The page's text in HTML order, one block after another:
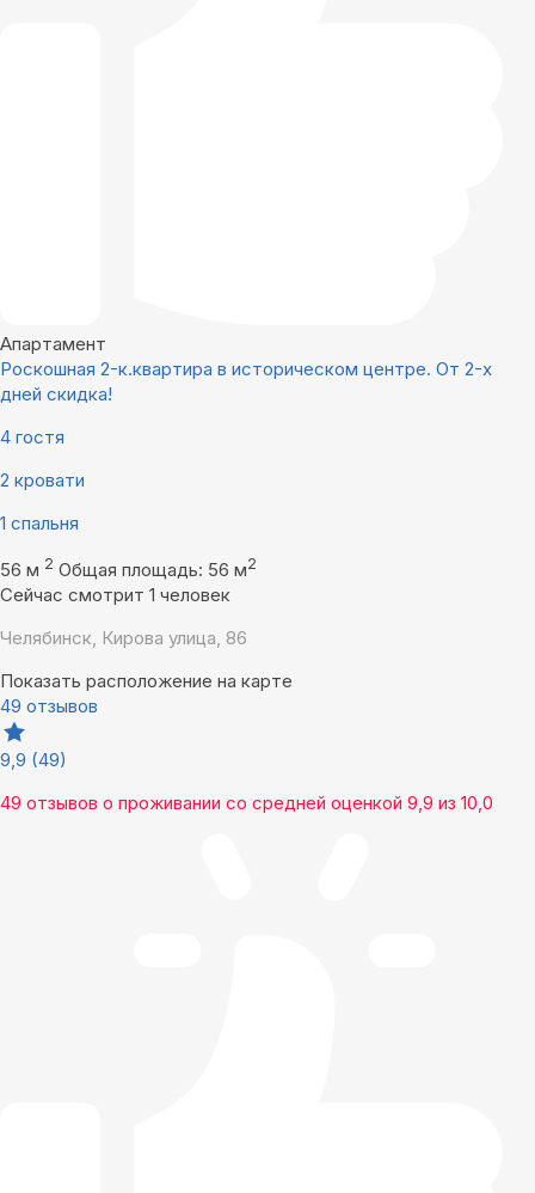
Апартамент
Роскошная 2-к.квартира в историческом центре. От 2-х
дней скидка!
4 гостя
2 кровати
1 спальня
56 м 2 Общая площадь: 56 м2
Сейчас смотрит 1 человек
Челябинск, Кирова улица, 86
Показать расположение на карте
49 отзывов
9,9 (49)
49 отзывов о проживании со средней оценкой 9,9 из 10,0